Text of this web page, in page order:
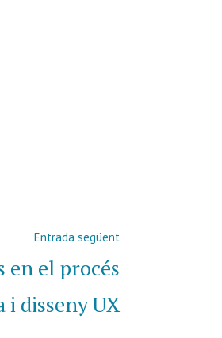
Entrada següent
en el procés
i disseny UX